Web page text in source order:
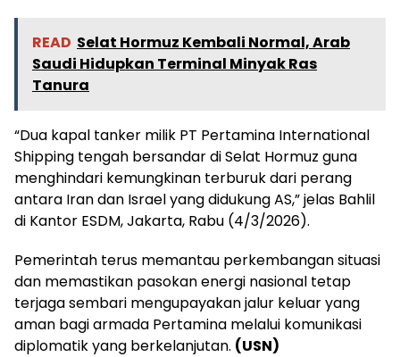
READ Selat Hormuz Kembali Normal, Arab
Saudi Hidupkan Terminal Minyak Ras
Tanura
“Dua kapal tanker milik PT Pertamina International
Shipping tengah bersandar di Selat Hormuz guna
menghindari kemungkinan terburuk dari perang
antara Iran dan Israel yang didukung AS,” jelas Bahlil
di Kantor ESDM, Jakarta, Rabu (4/3/2026).
Pemerintah terus memantau perkembangan situasi
dan memastikan pasokan energi nasional tetap
terjaga sembari mengupayakan jalur keluar yang
aman bagi armada Pertamina melalui komunikasi
diplomatik yang berkelanjutan. (USN)